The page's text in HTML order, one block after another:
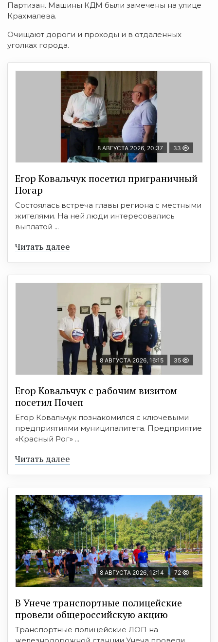
Партизан. Машины КДМ были замечены на улице
Крахмалева.
Очищают дороги и проходы и в отдаленных
уголках города.
8 АВГУСТА 2026, 20:37 33
Егор Ковальчук посетил приграничный
Погар
Состоялась встреча главы региона с местными
жителями. На ней люди интересовались
выплатой ...
Читать далее
8 АВГУСТА 2026, 16:15 35
Егор Ковальчук с рабочим визитом
посетил Почеп
Егор Ковальчук познакомился с ключевыми
предприятиями муниципалитета. Предприятие
«Красный Рог» ...
Читать далее
8 АВГУСТА 2026, 12:14 72
В Унече транспортные полицейские
провели общероссийскую акцию
Транспортные полицейские ЛОП на